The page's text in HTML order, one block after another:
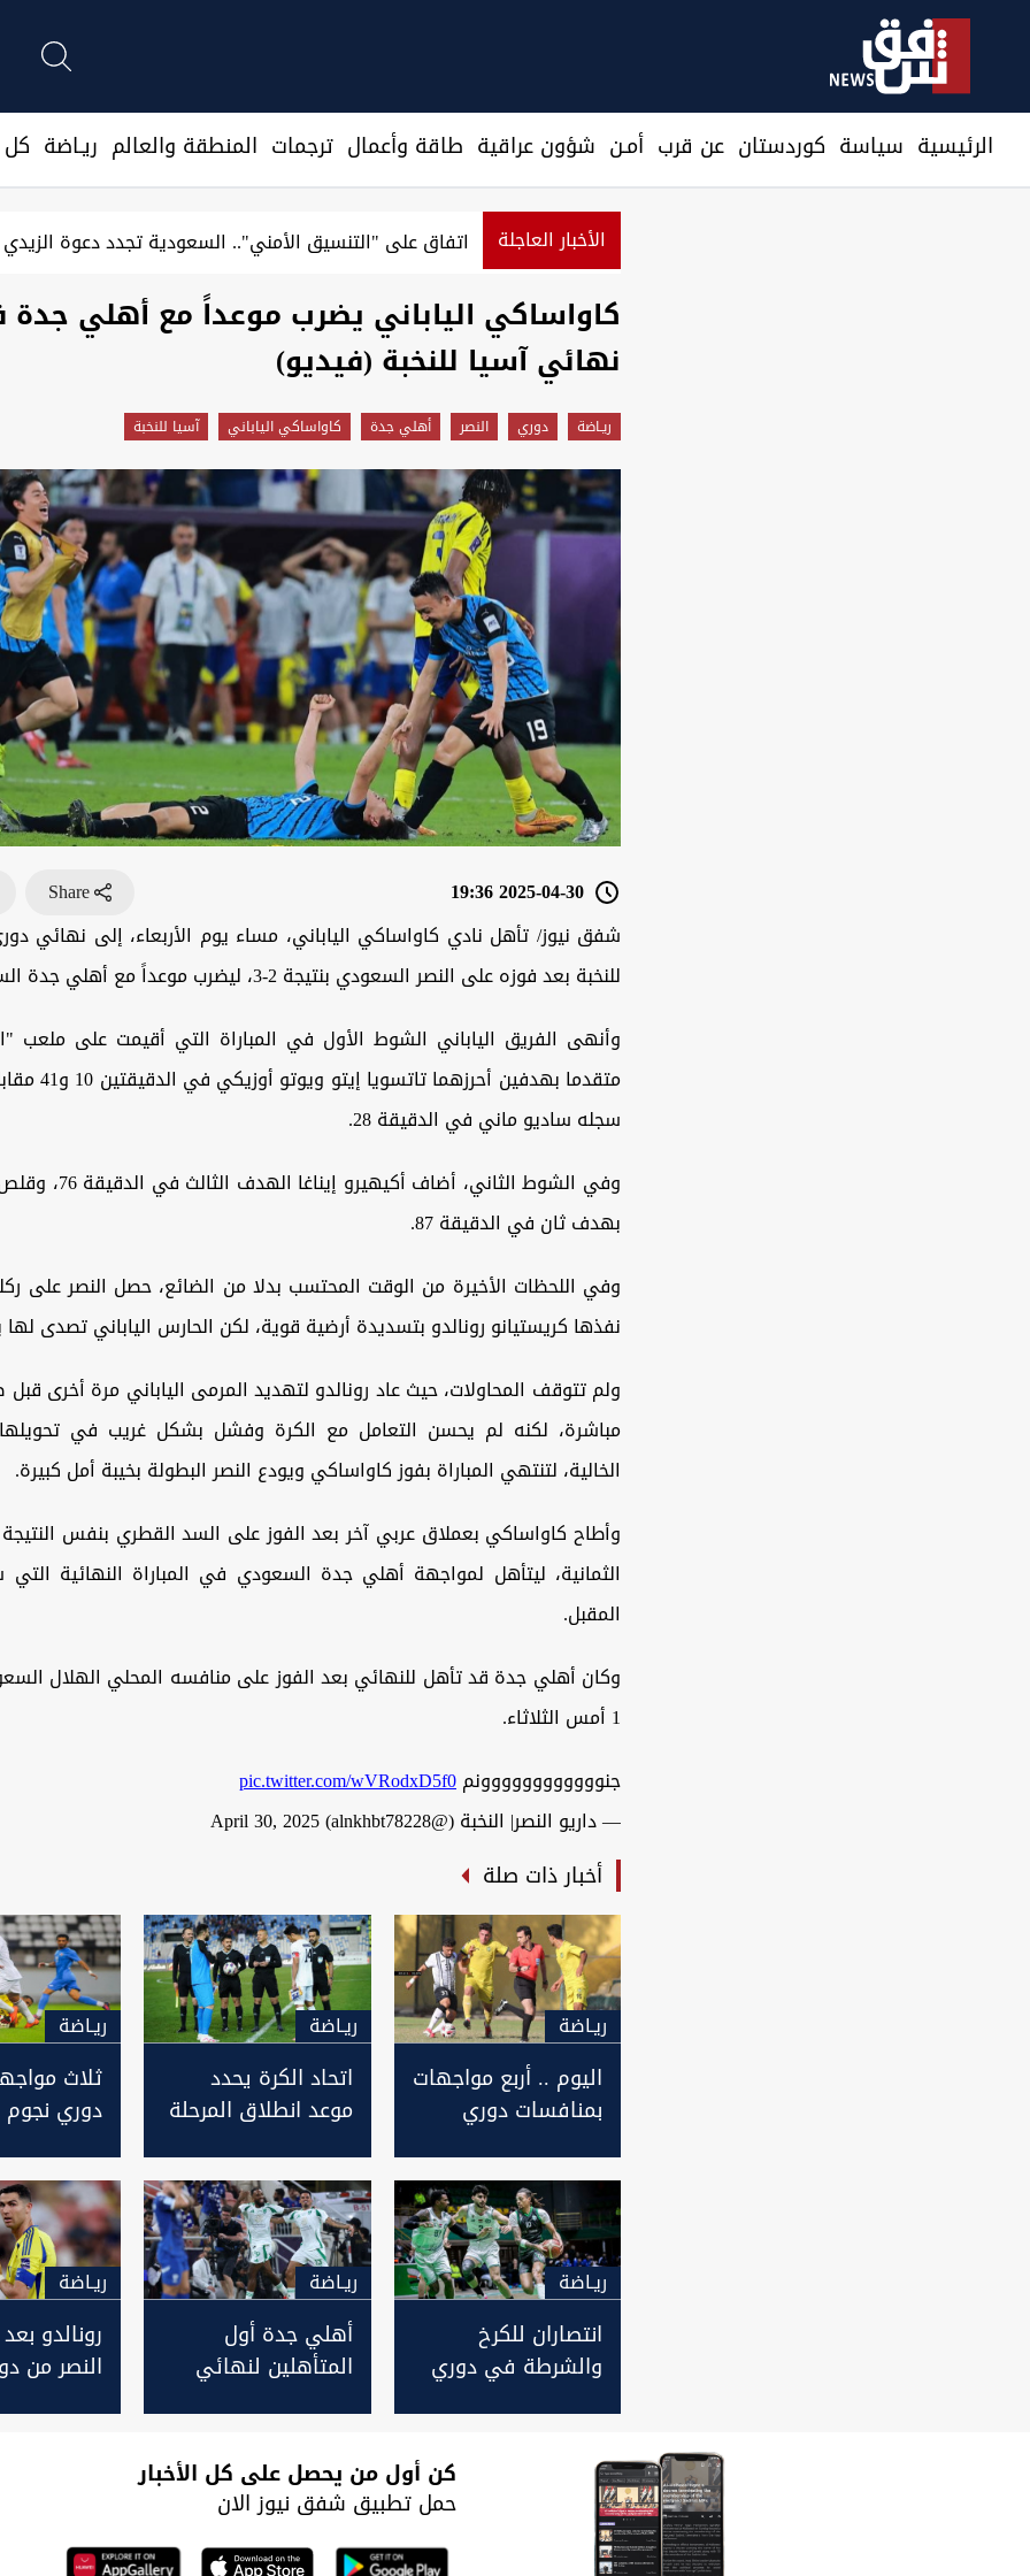
الرئيسية سیاسة كوردستان عن قرب أمـن شؤون عراقية طاقة وأعمال ترجمات المنطقة والعالم ريـاضة كل
الأخبار العاجلة
سنرفع الحصار فور الاتفاق على استئناف الشحن في هرمز اتفاق على "التنسيق الأمني".. السعودية تجدد دعوة
كاواساكي الياباني يضرب موعداً مع أهلي
نهائي آسيا للنخبة (فيديو)
ريـاضة دوري النصر أهلي جدة كاواساكي الياباني آسيا للنخبة
2025-04-30 19:36
Share
شفق نيوز/ تأهل نادي كاواساكي الياباني، مساء يوم الأربعاء، إلى نهائي
للنخبة بعد فوزه على النصر السعودي بنتيجة 2-3، ليضرب موعداً مع أهلي جدة السبت المقبل.
وأنهى الفريق الياباني الشوط الأول في المباراة التي أقيمت على ملعب
متقدما بهدفين
سجله ساديو ماني في الدقيقة 28.
وفي الشوط الثاني، أضاف
بهدف ثان في الدقيقة 87.
وفي اللحظات الأخيرة من الوقت المحتسب بدلا من الضائع، حصل النصر على
نفذها كريستيانو رونالدو بتسديدة أرضية قوية، لكن الحارس الياباني تصدى
ولم تتوقف المحاولات، حيث عاد رونالدو لتهديد المرمى الياباني مرة أخرى قبل
مباشرة، لكنه لم يحسن التعامل مع الكرة وفشل بشكل غريب في
الخالية، لتنتهي المباراة بفوز كاواساكي ويودع النصر البطولة بخيبة أمل كبيرة.
الثمانية، ليتأهل لمواجهة أهلي جدة السعودي في المباراة النهائية
المقبل.
1 أمس الثلاثاء.
جنوووووووووووونمpic.twitter.com/wVRodxD5f0
— داريو النصر| النخبة (@alnkhbt78228)
April 30, 2025
أخبار ذات صلة
ريـاضة
اليوم .. أربع مواجهات
بمنافسات دوري
ريـاضة
اتحاد الكرة يحدد
موعد انطلاق المرحلة
العراق
ريـاضة
ثلاث
دوري نجوم
ريـاضة
انتصاران للكرخ
والشرطة في دوري
ريـاضة
أهلي جدة أول
المتأهلين لنهائي
ريـاضة
رونالدو
النصر من
كن أول من يحصل على كل الأخبار
حمل تطبيق شفق نيوز الان